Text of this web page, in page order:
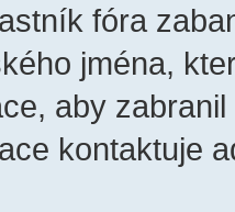
fóra
jména,
aby
kontaktuje